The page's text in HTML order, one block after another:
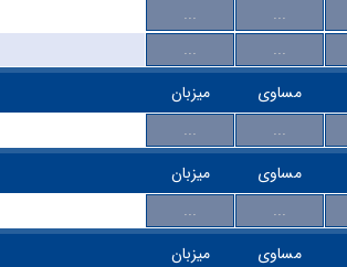
... ...
... ...
میزبان مساوی
... ...
میزبان مساوی
... ...
میزبان مساوی